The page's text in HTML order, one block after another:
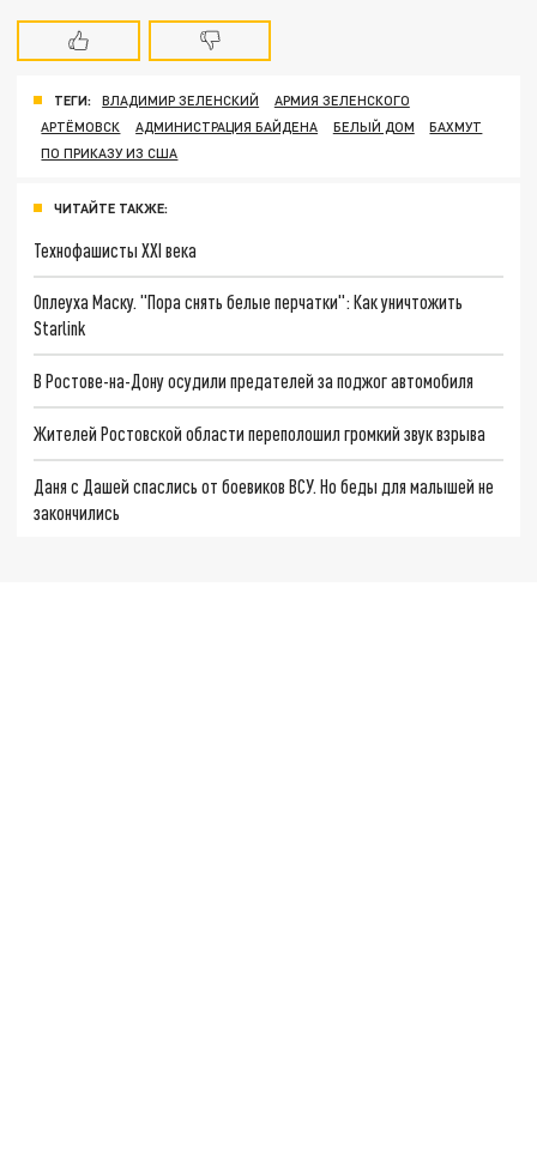
ТЕГИ: ВЛАДИМИР ЗЕЛЕНСКИЙ
АРМИЯ ЗЕЛЕНСКОГО
АРТЁМОВСК
АДМИНИСТРАЦИЯ БАЙДЕНА БЕЛЫЙ ДОМ
БАХМУТ
ПО ПРИКАЗУ ИЗ США
ЧИТАЙТЕ ТАКЖЕ:
Технофашисты XXI века
Оплеуха Маску. "Пора снять белые перчатки": Как уничтожить
Starlink
В Ростове-на-Дону осудили предателей за поджог автомобиля
Жителей Ростовской области переполошил громкий звук взрыва
Даня с Дашей спаслись от боевиков ВСУ. Но беды для малышей не
закончились